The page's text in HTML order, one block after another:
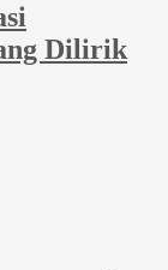
Dilirik